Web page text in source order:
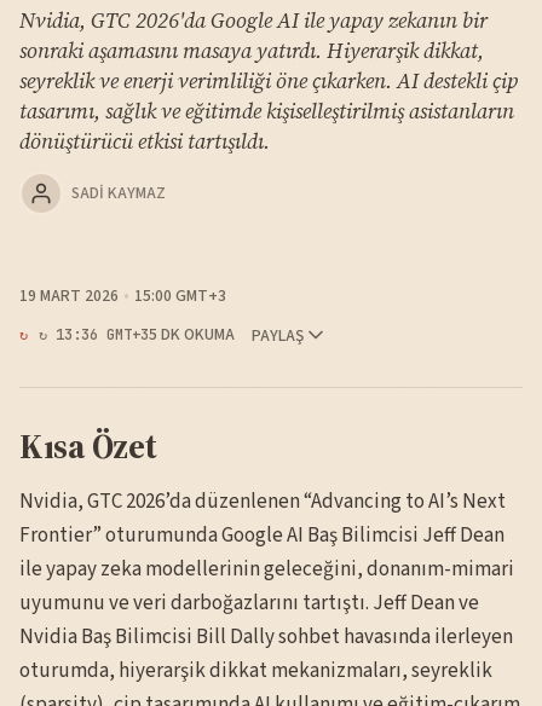
Nvidia, GTC 2026'da Google AI ile yapay zekanın bir
sonraki aşamasını masaya yatırdı. Hiyerarşik dikkat,
seyreklik ve enerji verimliliği öne çıkarken. AI destekli çip
tasarımı, sağlık ve eğitimde kişiselleştirilmiş asistanların
dönüştürücü etkisi tartışıldı.
SADI KAYMAZ
19 MART 2026 15:00 GMT+3
↻ 13:36 GMT+35 DK OKUMA PAYLAŞ
Kısa Özet
Nvidia, GTC 2026’da düzenlenen “Advancing to AI’s Next
Frontier” oturumunda Google AI Baş Bilimcisi Jeff Dean
ile yapay zeka modellerinin geleceğini, donanım-mimari
uyumunu ve veri darboğazlarını tartıştı. Jeff Dean ve
Nvidia Baş Bilimcisi Bill Dally sohbet havasında ilerleyen
oturumda, hiyerarşik dikkat mekanizmaları, seyreklik